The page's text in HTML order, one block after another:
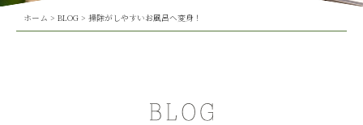
ホーム > BLOG> 掃除がしやすいお風呂へ変身！